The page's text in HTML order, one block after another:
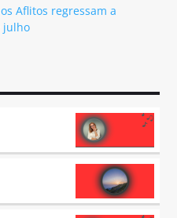
Aflitos regressam a
julho